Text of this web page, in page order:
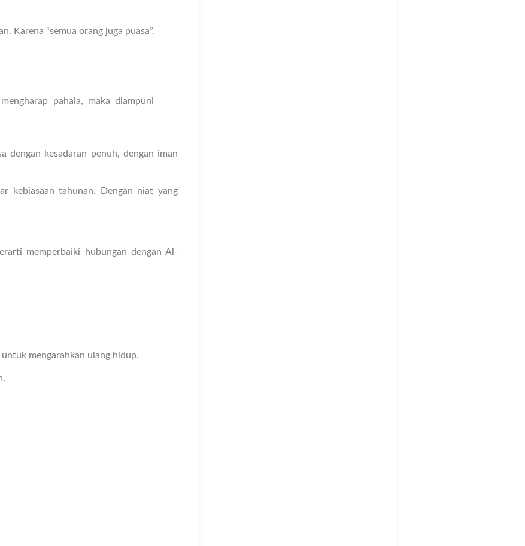
Karena “semua orang juga puasa”.
pahala, maka diampuni
dengan kesadaran penuh, dengan iman
kebiasaan tahunan. Dengan niat yang
memperbaiki hubungan dengan Al-
mengarahkan ulang hidup.